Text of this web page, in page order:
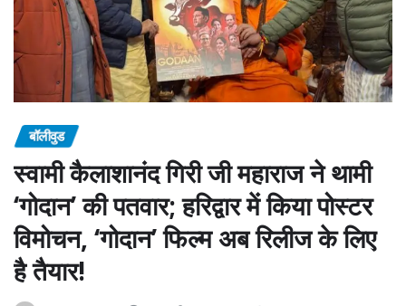
बॉलीवुड
स्वामी कैलाशानंद गिरी जी महाराज ने थामी
‘गोदान’ की पतवार; हरिद्वार में किया पोस्टर
विमोचन, ‘गोदान’ फिल्म अब रिलीज के लिए
है तैयार!